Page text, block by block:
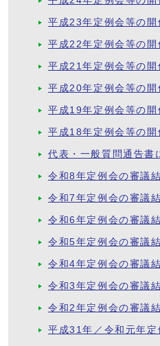
平成23年定例会等の開
平成22年定例会等の開
平成21年定例会等の開
平成20年定例会等の開
平成19年定例会等の開
平成18年定例会等の開
代表・一般質問通告書
令和8年定例会の審議
令和7年定例会の審議
令和6年定例会の審議
令和5年定例会の審議
令和4年定例会の審議
令和3年定例会の審議
令和2年定例会の審議
平成31年／令和元年定